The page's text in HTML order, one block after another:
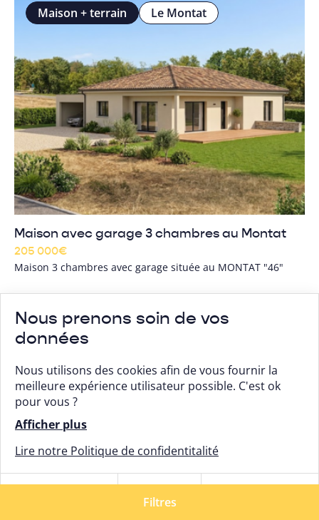
Filtres
Maison + terrain Le Montat
Maison avec garage 3 chambres au Montat
205 000€
Maison 3 chambres avec garage située au MONTAT "46"
Maison + terrain Le Montat
Nous prenons soin de vos
données
Nous utilisons des cookies afin de vous fournir la
meilleure expérience utilisateur possible. C'est ok
pour vous ?
Afficher plus
Lire notre Politique de confidentitalité
Paramétrer